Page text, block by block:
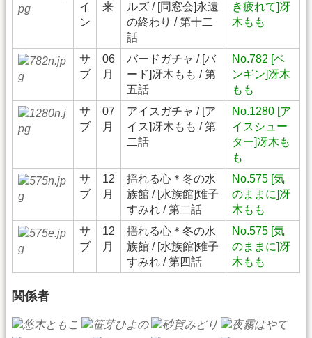
イ
ン
来
ルズ / [同窓会]永遠
の終わり / 第十二
話
き疲れて]冴
木もも
サ
ブ
06
月
バードガチャ / [バ
ード]冴木もも / 第
五話
No.782 [ペ
ンギン]冴木
もも
サ
ブ
07
月
アイスガチャ / [ア
イス]冴木もも / 第
二話
No.1280 [ア
イスシュー
ター]冴木も
も
サ
ブ
12
月
揺れる心＊冬の水
族館 / [水族館]雉子
すみれ / 第二話
No.575 [気
のままに]冴
木もも
サ
ブ
12
月
揺れる心＊冬の水
族館 / [水族館]雉子
すみれ / 第四話
No.575 [気
のままに]冴
木もも
関係者